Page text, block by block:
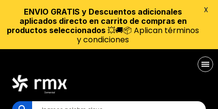
ENVIO GRATIS y Descuentos adicionales
aplicados directo en carrito de compras en
productos seleccionados 💥🚚📦 Aplican términos
y condiciones
X